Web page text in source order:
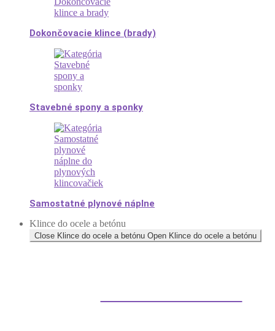
Dokončovacie klince (brady)
Stavebné spony a sponky
Samostatné plynové náplne
Klince do ocele a betónu
Close Klince do ocele a betónu Open Klince do ocele a betónu